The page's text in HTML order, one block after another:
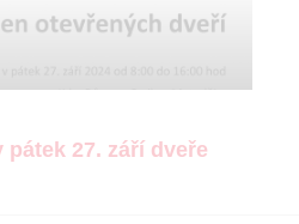
27. září dveře